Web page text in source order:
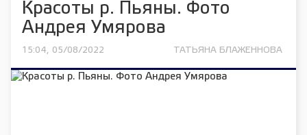
Красоты р. Пьяны. Фото
Андрея Умярова
15:04, 05/08/2022 ТАТЬЯНА БЛАЖЕННОВА